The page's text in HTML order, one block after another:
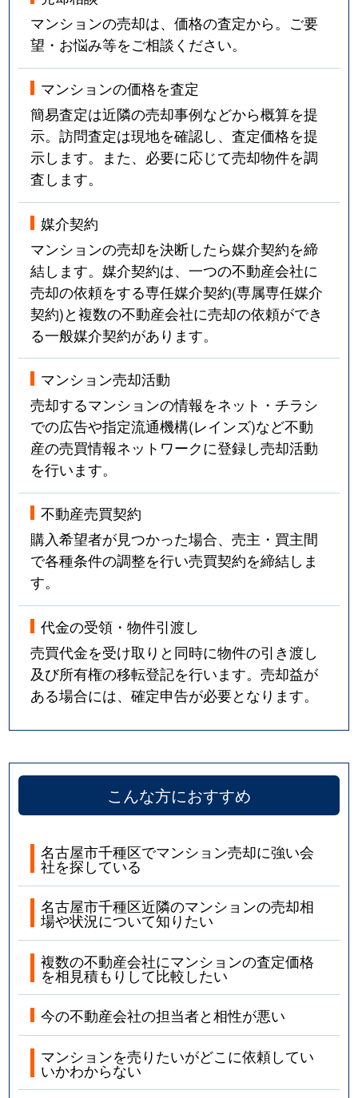
3,600万円
吹上(愛知)
富士見台
3,100万円
富士見台
1,500万円
富士見台
3,800万円
自由ケ丘(愛知)
富士見台
4,000万円
自由ケ丘(愛知)
富士見台
3,800万円
自由ケ丘(愛知)
富士見台
3,500万円
自由ケ丘(愛知)
法王町
9,000万円
覚王山
法王町
5,200万円
覚王山
法王町
12,000万円
覚王山
豊年町
4,100万円
千種
星が丘山手
5,400万円
星ケ丘(愛知)
星が丘山手
星が丘山手
穂波町
4,200万円
覚王山
穂波町
丸山町
3,500万円
御影町
2,700万円
茶屋ケ坂
四谷通
6,000万円
名古屋大学
若水
1,900万円
池下
若水
2,300万円 池下
マンションの売却は、価格の査定から。ご要
望・お悩み等をご相談ください。
マンションの価格を査定
簡易査定は近隣の売却事例などから概算を提
示。訪問査定は現地を確認し、査定価格を提
示します。また、必要に応じて売却物件を調
査します。
媒介契約
マンションの売却を決断したら媒介契約を締
結します。媒介契約は、一つの不動産会社に
売却の依頼をする専任媒介契約(専属専任媒介
契約)と複数の不動産会社に売却の依頼ができ
る一般媒介契約があります。
マンション売却活動
売却するマンションの情報をネット・チラシ
での広告や指定流通機構(レインズ)など不動
産の売買情報ネットワークに登録し売却活動
を行います。
不動産売買契約
購入希望者が見つかった場合、売主・買主間
で各種条件の調整を行い売買契約を締結しま
す。
代金の受領・物件引渡し
売買代金を受け取りと同時に物件の引き渡し
及び所有権の移転登記を行います。売却益が
ある場合には、確定申告が必要となります。
こんな方におすすめ
名古屋市千種区でマンション売却に強い会
社を探している
名古屋市千種区近隣のマンションの売却相
場や状況について知りたい
複数の不動産会社にマンションの査定価格
を相見積もりして比較したい
今の不動産会社の担当者と相性が悪い
マンションを売りたいがどこに依頼してい
いかわからない